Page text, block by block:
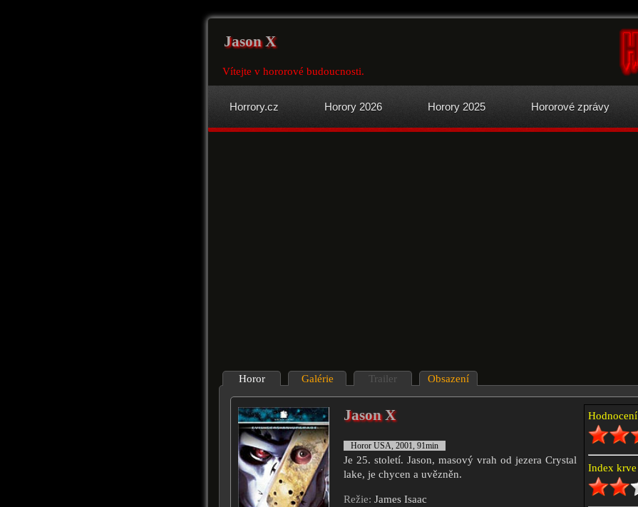
Jason X
Vítejte v hororové budoucnosti.
Horrory.cz Horory 2026 Horory 2025 Hororové zprávy
Horor Galérie Trailer Obsazení
Hodnocení
Index krve
Jason X
Horor USA, 2001, 91min
Je 25. století. Jason, masový vrah od jezera Crystal
lake, je chycen a uvězněn.
Režie: James Isaac